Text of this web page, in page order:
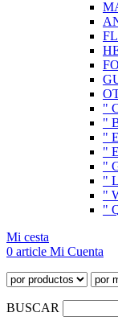
"
"
"
"
"
"
"
"
Mi cesta
0 article Mi Cuenta
BUSCAR